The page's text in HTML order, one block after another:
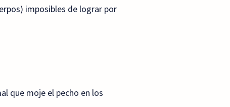
imposibles de lograr por
que moje el pecho en los